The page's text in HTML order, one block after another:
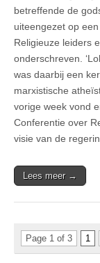
betreffende de
uiteengezet op
Religieuze leiders
onderschreven.
was daarbij een
marxistische
vorige week vond
Conferentie over
visie van de
Lees meer →
Page 1 of 3 1